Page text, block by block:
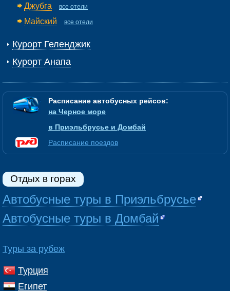
Джубга все отели
Майский все отели
Курорт Геленджик
Курорт Анапа
Расписание автобусных рейсов:
на Черное море
в Приэльбрусье и Домбай
Расписание поездов
Отдых в горах
Автобусные туры в Приэльбрусье
Автобусные туры в Домбай
Туры за рубеж
Турция
Египет